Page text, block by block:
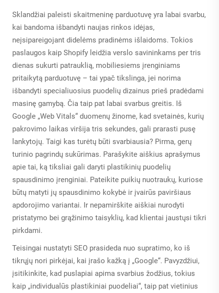
Sklandžiai paleisti skaitmeninę parduotuvę yra labai svarbu,
kai bandoma išbandyti naujas rinkos idėjas,
neįsipareigojant didelėms pradinėms išlaidoms. Tokios
paslaugos kaip Shopify leidžia verslo savininkams per tris
dienas sukurti patrauklią, mobiliesiems įrenginiams
pritaikytą parduotuvę – tai ypač tikslinga, jei norima
išbandyti specialiuosius puodelių dizainus prieš pradėdami
masinę gamybą. Čia taip pat labai svarbus greitis. Iš
Google „Web Vitals“ duomenų žinome, kad svetainės, kurių
pakrovimo laikas viršija tris sekundes, gali prarasti pusę
lankytojų. Taigi kas turėtų būti svarbiausia? Pirma, gerų
turinio pagrindų sukūrimas. Parašykite aiškius aprašymus
apie tai, ką tiksliai gali daryti plastikinių puodelių
spausdinimo įrenginiai. Pateikite puikių nuotraukų, kuriose
būtų matyti jų spausdinimo kokybė ir įvairūs paviršiaus
apdorojimo variantai. Ir nepamirškite aiškiai nurodyti
pristatymo bei grąžinimo taisyklių, kad klientai jaustųsi tikri
pirkdami.
Teisingai nustatyti SEO prasideda nuo supratimo, ko iš
tikrųjų nori pirkėjai, kai įrašo kažką į „Google“. Pavyzdžiui,
įsitikinkite, kad puslapiai apima svarbius žodžius, tokius
kaip „individualūs plastikiniai puodeliai“, taip pat vietinius